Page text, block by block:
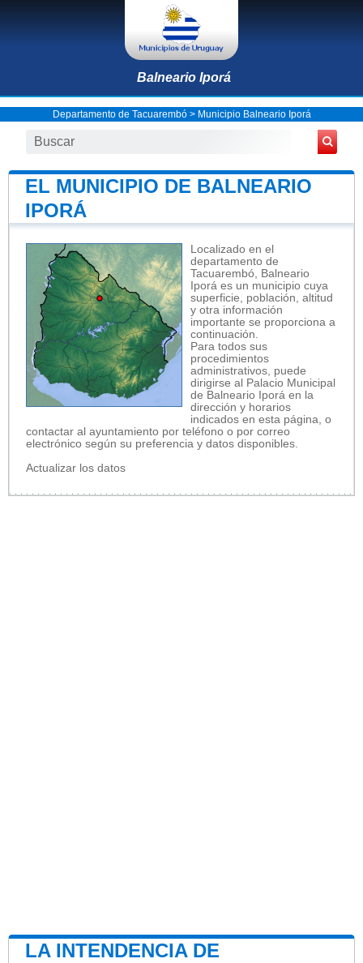
Balneario Iporá
Departamento de Tacuarembó> Municipio Balneario Iporá
EL MUNICIPIO DE BALNEARIO
IPORÁ
Localizado en el
departamento de
Tacuarembó, Balneario
Iporá es un municipio cuya
superficie, población, altitud
y otra información
importante se proporciona a
continuación.
Para todos sus
procedimientos
administrativos, puede
dirigirse al Palacio Municipal
de Balneario Iporá en la
dirección y horarios
indicados en esta página, o
contactar al ayuntamiento por teléfono o por correo
electrónico según su preferencia y datos disponibles.
Actualizar los datos
LA INTENDENCIA DE